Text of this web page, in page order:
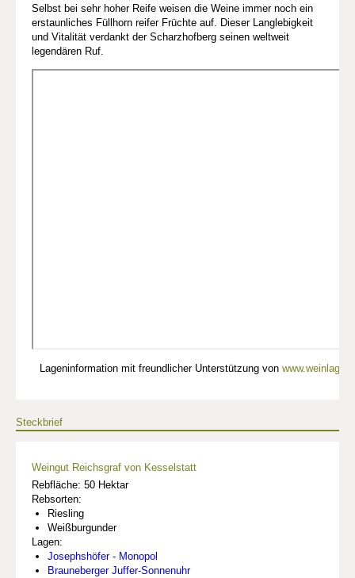
Selbst bei sehr hoher Reife weisen die Weine immer noch ein
erstaunliches Füllhorn reifer Früchte auf. Dieser Langlebigkeit
und Vitalität verdankt der Scharzhofberg seinen weltweit
legendären Ruf.
Lageninformation mit freundlicher Unterstützung von
Steckbrief
Weingut Reichsgraf von Kesselstatt
Rebfläche: 50 Hektar
Rebsorten:
Riesling
Weißburgunder
Lagen:
Josephshöfer - Monopol
Brauneberger Juffer-Sonnenuhr